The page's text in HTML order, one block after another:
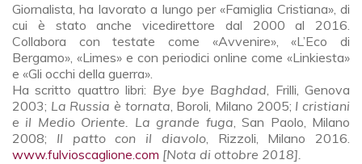
Giornalista, ha lavorato a lungo per «Famiglia Cristiana», di
cui è stato anche vicedirettore dal 2000 al 2016.
Collabora con testate come «Avvenire», «L’Eco di
Bergamo», «Limes» e con periodici online come «Linkiesta»
e «Gli occhi della guerra».
Ha scritto quattro libri: Bye bye Baghdad, Frilli, Genova
2003; La Russia è tornata, Boroli, Milano 2005; I cristiani
e il Medio Oriente. La grande fuga, San Paolo, Milano
2008; Il patto con il diavolo, Rizzoli, Milano 2016.
www.fulvioscaglione.com [Nota di ottobre 2018].